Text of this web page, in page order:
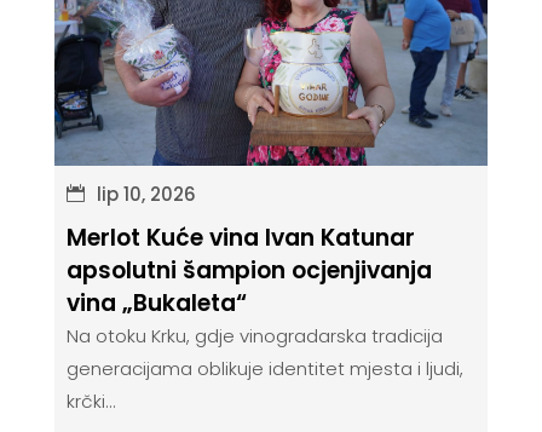
lip 10, 2026
Merlot Kuće vina Ivan Katunar
apsolutni šampion ocjenjivanja
vina „Bukaleta“
Na otoku Krku, gdje vinogradarska tradicija
generacijama oblikuje identitet mjesta i ljudi,
krčki...